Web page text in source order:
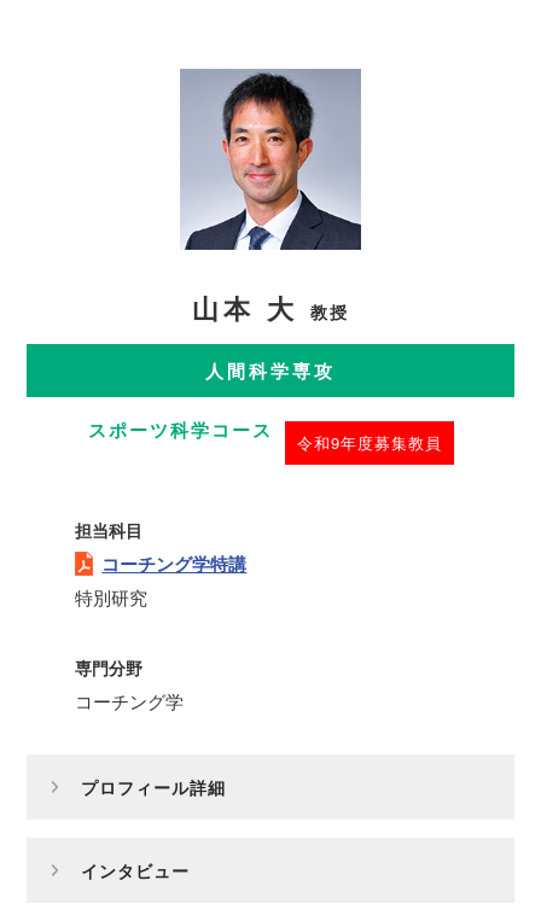
山本 大 教授
人間科学専攻
スポーツ科学コース 令和9年度募集教員
担当科目
コーチング学特講
特別研究
専門分野
コーチング学
プロフィール詳細
インタビュー